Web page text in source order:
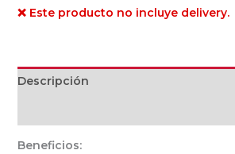
❌ Este producto no incluye delivery.
Descripción
Beneficios: